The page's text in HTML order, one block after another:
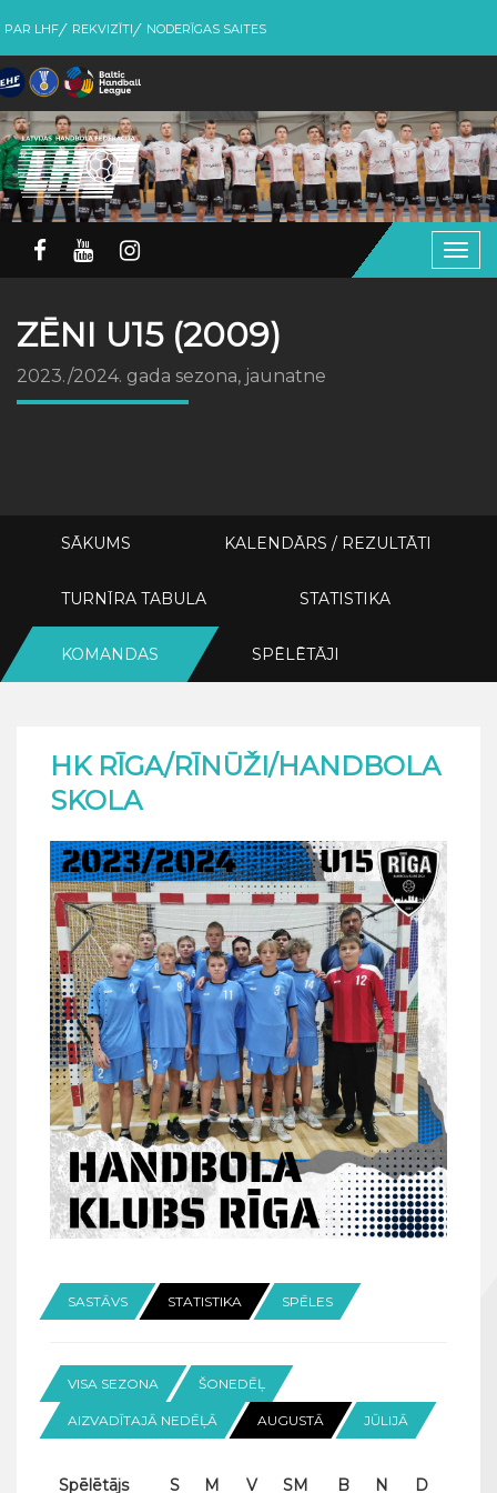
PAR LHF REKVIZĪTI NODERĪGAS SAITES
ZĒNI U15 (2009)
2023./2024. gada sezona, jaunatne
SĀKUMS KALENDĀRS / REZULTĀTI
TURNĪRA TABULA STATISTIKA
KOMANDAS SPĒLĒTĀJI
HK RĪGA/RĪNŪŽI/HANDBOLA
SKOLA
SASTĀVS STATISTIKA SPĒLES
VISA SEZONA ŠONEDĒĻ
AIZVADĪTAJĀ NEDĒĻĀ AUGUSTĀ JŪLIJĀ
Spēlētājs S M V SM B N D